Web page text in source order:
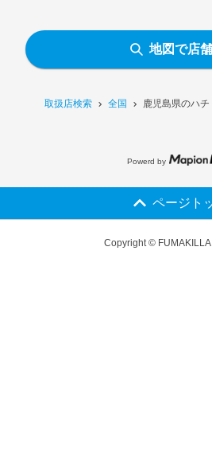
取扱店検索 全国 鹿児島県のハ
地図で店
Powerd by
ページト
Copyright © FUMAKILLA